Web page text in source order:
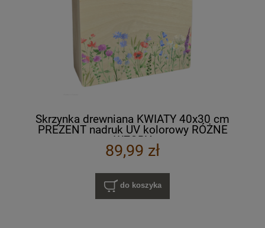
Skrzynka drewniana KWIATY 40x30 cm
PREZENT nadruk UV kolorowy RÓŻNE
WZORY
89,99 zł
do koszyka